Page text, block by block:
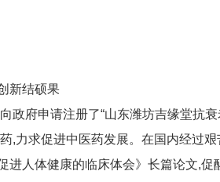
新结硕果
政府申请注册了“山东潍坊吉缘堂抗
,力求促进中医药发展。在国内经过
进人体健康的临床体会》长篇论文,